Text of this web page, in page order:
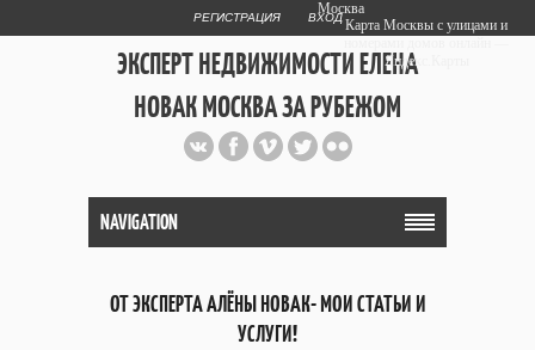
РЕГИСТРАЦИЯ ВХОД
ЭКСПЕРТ НЕДВИЖИМОСТИ ЕЛЕНА
НОВАК МОСКВА ЗА РУБЕЖОМ
Публичный сайт эксперта автора
web дизайнера+7 903 708 1884
NAVIGATION
ОТ ЭКСПЕРТА АЛЁНЫ НОВАК- МОИ СТАТЬИ И
УСЛУГИ!
Москва
Карта Москвы с улицами и
Яндекс.Карты